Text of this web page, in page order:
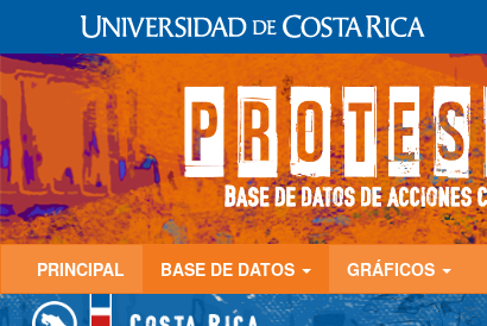
PRINCIPAL BASE DE DATOS GRÁFICOS